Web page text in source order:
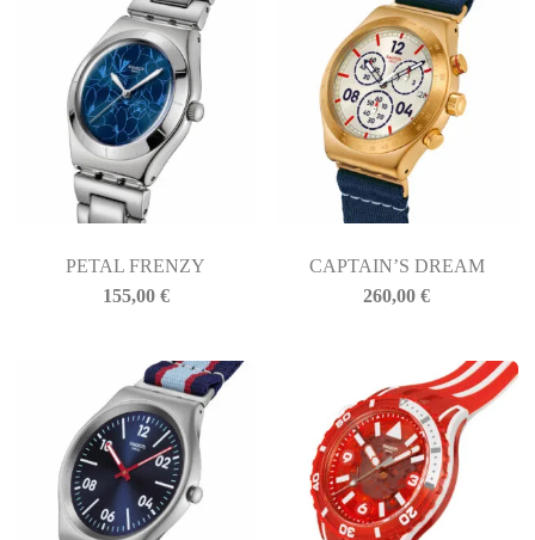
PETAL FRENZY
155,00 €
CAPTAIN’S DREAM
260,00€